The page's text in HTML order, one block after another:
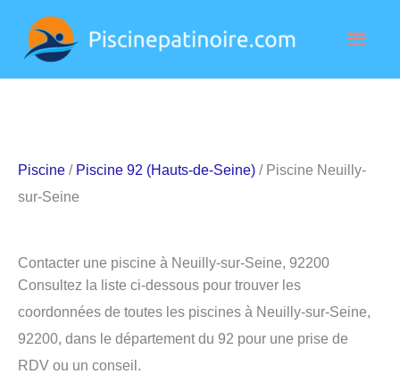
contenu
Piscine / Piscine 92 (Hauts-de-Seine) / Piscine Neuilly-
sur-Seine
Contacter une piscine à Neuilly-sur-Seine, 92200
Consultez la liste ci-dessous pour trouver les
coordonnées de toutes les piscines à Neuilly-sur-Seine,
92200, dans le département du 92 pour une prise de
RDV ou un conseil.